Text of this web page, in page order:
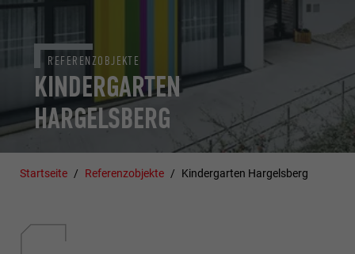
KINDERGARTEN
HARGELSBERG
REFERENZOBJEKTE
Startseite Referenzobjekte Kindergarten Hargelsberg